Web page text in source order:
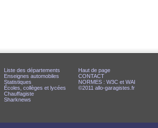
Liste des départements
Enseignes automobiles
Statistiques
Écoles, collèges et lycées
Chauffagiste
Sharknews
Haut de page
CONTACT
NORMES : W3C et WAI
©2011 allo-garagistes.fr